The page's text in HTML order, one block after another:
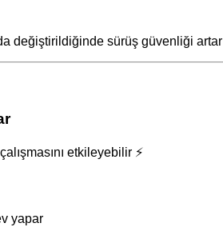
değiştirildiğinde sürüş güvenliği artar
etkileyebilir ⚡
yapar